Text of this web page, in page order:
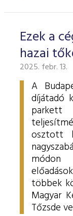
Ezek a
hazai
2025. febr. 13.
A
díjátadó
osztott
módon
többek
Magyar
Tőzsde